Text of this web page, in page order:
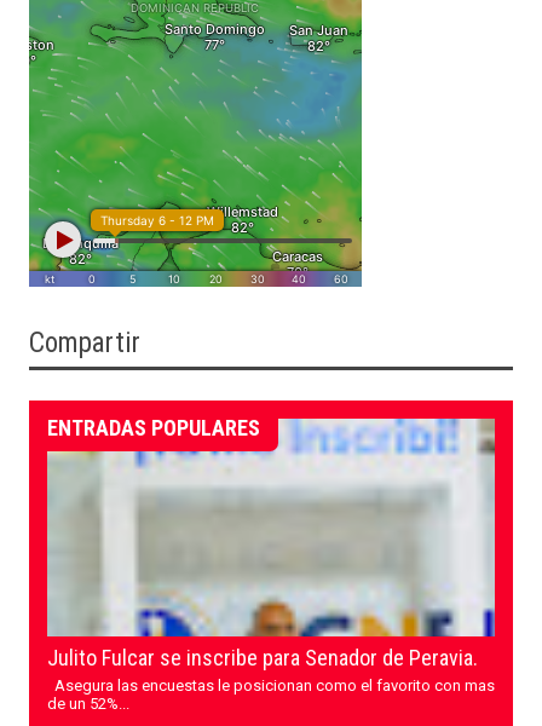
Compartir
ENTRADAS POPULARES
Julito Fulcar se inscribe para Senador de Peravia.
Asegura las encuestas le posicionan como el favorito con mas
de un 52%...